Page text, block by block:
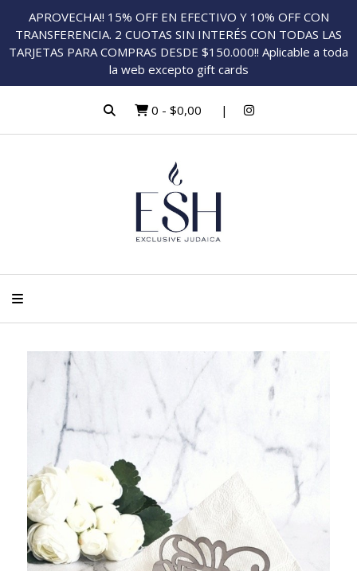
APROVECHA!! 15% OFF EN EFECTIVO Y 10% OFF CON
TRANSFERENCIA. 2 CUOTAS SIN INTERÉS CON TODAS LAS
TARJETAS PARA COMPRAS DESDE $150.000!! Aplicable a toda
la web excepto gift cards
0 - $0,00